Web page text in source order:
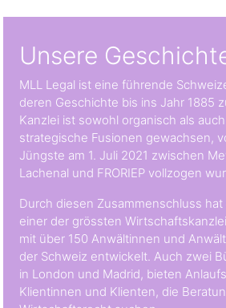
Unsere
MLL Legal ist eine führende
deren Geschichte bis ins Jahr 1885
Kanzlei ist sowohl organisch als
strategische Fusionen gewachsen,
Jüngste am 1. Juli 2021 zwischen
Lachenal und FRORIEP vollzogen
Durch diesen Zusammenschluss hat
einer der grössten
mit über 150 Anwältinnen und
der Schweiz entwickelt. Auch zwei
in London und Madrid, bieten
Klientinnen und Klienten, die